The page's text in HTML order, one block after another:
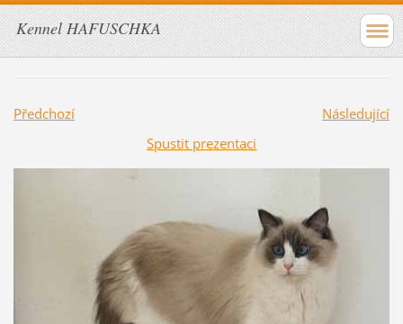
Kennel HAFUSCHKA
Předchozí
Následující
Spustit prezentaci